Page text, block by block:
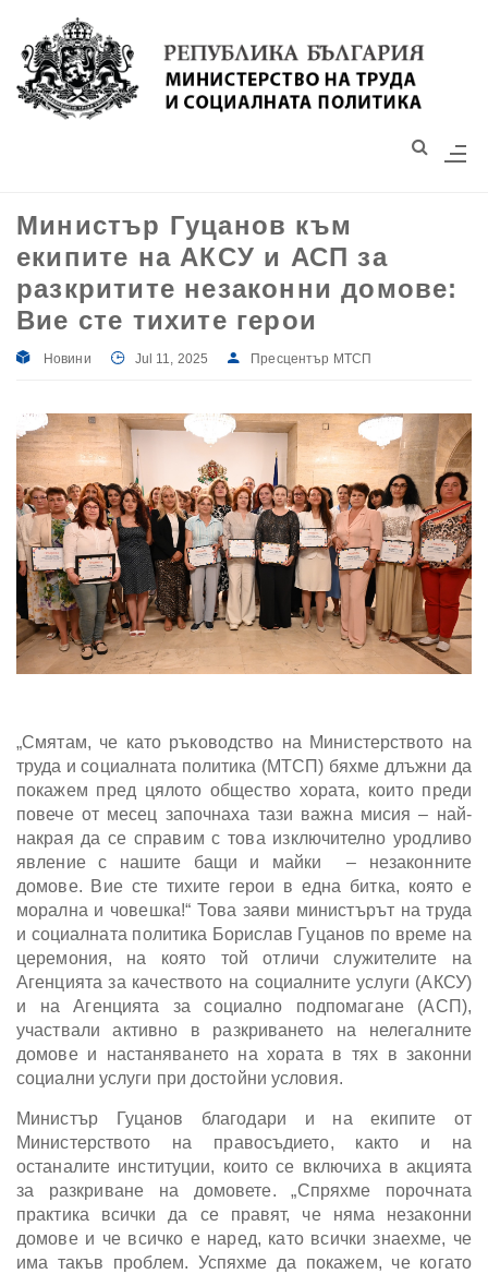
Моля,
обърнете
със
система
Министър Гуцанов към
екипите на АКСУ и АСП за
разкритите незаконни домове:
Вие сте тихите герои
Новини Jul 11, 2025 Пресцентър МТСП
„Смятам, че като ръководство на Министерството на
труда и социалната политика (МТСП) бяхме длъжни да
покажем пред цялото общество хората, които преди
повече от месец започнаха тази важна мисия – най-
накрая да се справим с това изключително уродливо
явление с нашите бащи и майки – незаконните
домове. Вие сте тихите герои в една битка, която е
морална и човешка!“ Това заяви министърът на труда
и социалната политика Борислав Гуцанов по време на
церемония, на която той отличи служителите на
Агенцията за качеството на социалните услуги (АКСУ)
и на Агенцията за социално подпомагане (АСП),
участвали активно в разкриването на нелегалните
домове и настаняването на хората в тях в законни
социални услуги при достойни условия.
Министър Гуцанов благодари и на екипите от
Министерството на правосъдието, както и на
останалите институции, които се включиха в акцията
за разкриване на домовете. „Спряхме порочната
практика всички да се правят, че няма незаконни
домове и че всичко е наред, като всички знаехме, че
има такъв проблем. Успяхме да покажем, че когато